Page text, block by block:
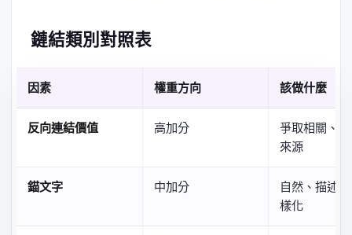
鏈結類別對照表
因素 權重方向 該做什麼
反向連結價值 高加分
爭取相關、
來源
錨文字 中加分
自然、描述
樣化